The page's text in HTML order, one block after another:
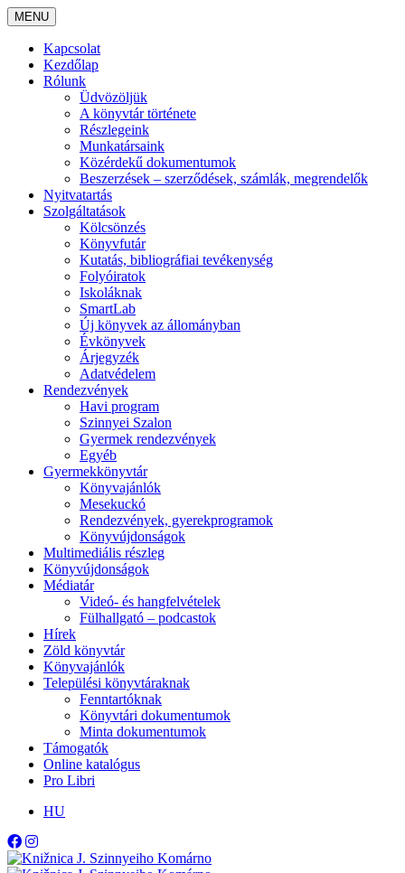
MENU
Kapcsolat
Kezdőlap
Rólunk
Üdvözöljük
A könyvtár története
Részlegeink
Munkatársaink
Közérdekű dokumentumok
Beszerzések – szerződések, számlák, megrendelők
Nyitvatartás
Szolgáltatások
Kölcsönzés
Könyvfutár
Kutatás, bibliográfiai tevékenység
Folyóiratok
Iskoláknak
SmartLab
Új könyvek az állományban
Évkönyvek
Árjegyzék
Adatvédelem
Rendezvények
Havi program
Szinnyei Szalon
Gyermek rendezvények
Egyéb
Gyermekkönyvtár
Könyvajánlók
Mesekuckó
Rendezvények, gyerekprogramok
Könyvújdonságok
Multimediális részleg
Könyvújdonságok
Médiatár
Videó- és hangfelvételek
Fülhallgató – podcastok
Hírek
Zöld könyvtár
Könyvajánlók
Települési könyvtáraknak
Fenntartóknak
Könyvtári dokumentumok
Minta dokumentumok
Támogatók
Online katalógus
Pro Libri
HU